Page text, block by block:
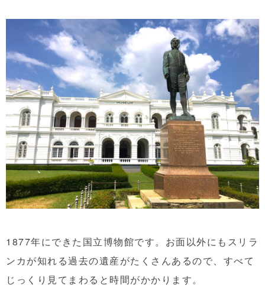
1877年にできた国立博物館です。お面以外にもスリラ
ンカが知れる過去の遺産がたくさんあるので、すべて
じっくり見てまわると時間がかかります。